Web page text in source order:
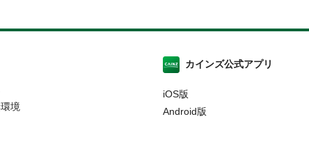
境
カインズ公式アプリ
iOS版
Android版